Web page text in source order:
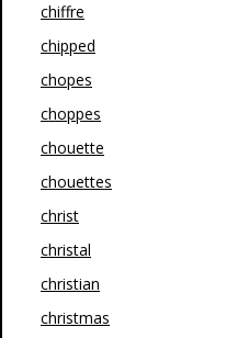
chiffre
chipped
chopes
choppes
chouette
chouettes
christ
christal
christian
christmas